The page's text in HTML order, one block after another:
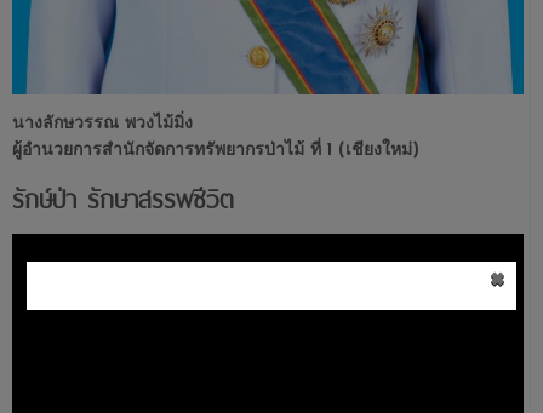
นางลักษวรรณ พวงไม้มิ่ง
ผู้อำนวยการสำนักจัดการทรัพยากรป่าไม้ ที่ 1 (เชียงใหม่)
รักษ์ป่า รักษาสรรพชีวิต
×